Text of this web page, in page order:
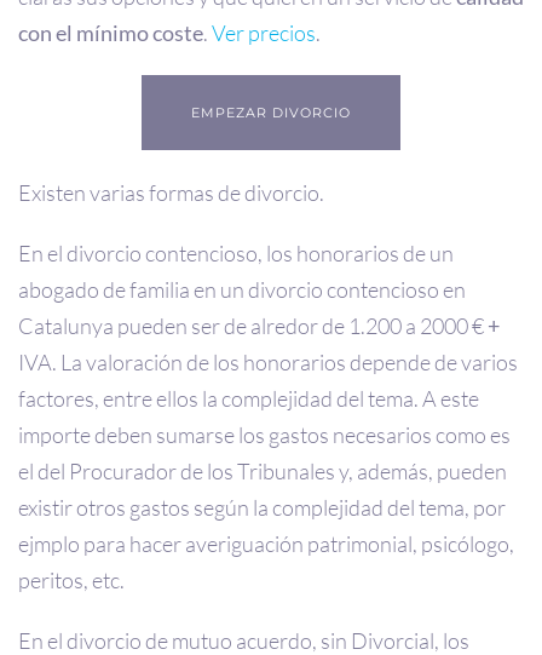
con el mínimo coste.Ver precios.
EMPEZAR DIVORCIO
Existen varias formas de divorcio.
En el divorcio contencioso, los honorarios de un
abogado de familia en un divorcio contencioso en
Catalunya pueden ser de alredor de 1.200 a 2000 €+
IVA. La valoración de los honorarios depende de varios
factores, entre ellos la complejidad del tema. A este
importe deben sumarse los gastos necesarios como es
el del Procurador de los Tribunales y, además, pueden
existir otros gastos según la complejidad del tema, por
ejmplo para hacer averiguación patrimonial, psicólogo,
peritos, etc.
En el divorcio de mutuo acuerdo, sin Divorcial, los